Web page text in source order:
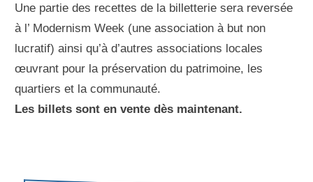
Une partie des recettes de la billetterie sera reversée
à l’ Modernism Week (une association à but non
lucratif) ainsi qu’à d’autres associations locales
œuvrant pour la préservation du patrimoine, les
quartiers et la communauté.
Les billets sont en vente dès maintenant.